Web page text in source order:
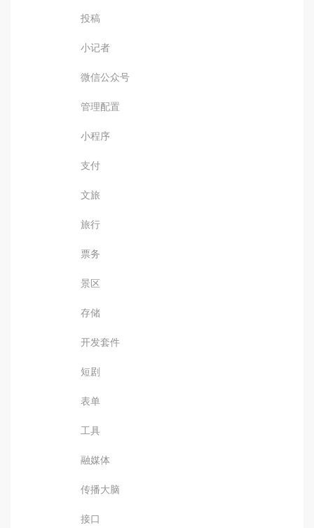
投稿
小记者
微信公众号
管理配置
小程序
支付
文旅
旅行
票务
景区
存储
开发套件
短剧
表单
工具
融媒体
传播大脑
接口